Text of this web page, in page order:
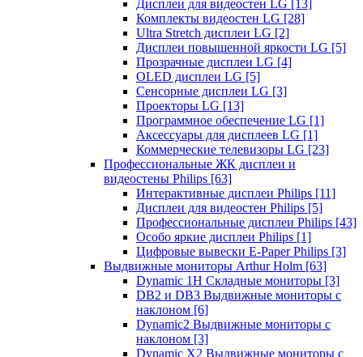
Дисплеи для видеостен LG [13]
Комплекты видеостен LG [28]
Ultra Stretch дисплеи LG [2]
Дисплеи повышенной яркости LG [5]
Прозрачные дисплеи LG [4]
OLED дисплеи LG [5]
Сенсорные дисплеи LG [3]
Проекторы LG [13]
Программное обеспечение LG [1]
Аксессуары для дисплеев LG [1]
Коммерческие телевизоры LG [23]
Профессиональные ЖК дисплеи и
видеостены Philips [63]
Интерактивные дисплеи Philips [11]
Дисплеи для видеостен Philips [5]
Профессиональные дисплеи Philips [43]
Особо яркие дисплеи Philips [1]
Цифровые вывески E-Paper Philips [3]
Выдвижные мониторы Arthur Holm [63]
Dynamic 1Н Складные мониторы [3]
DB2 и DB3 Выдвижные мониторы с
наклоном [6]
Dynamic2 Выдвижные мониторы с
наклоном [3]
Dynamic X2 Выдвижные мониторы с